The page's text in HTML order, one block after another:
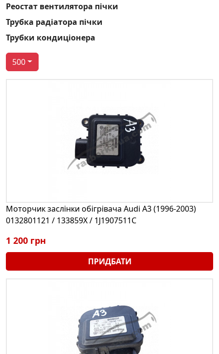
Реостат вентилятора пічки
Трубка радіатора пічки
Трубки кондиціонера
500
Моторчик заслінки обігрівача Audi A3 (1996-2003)
0132801121 / 133859X / 1J1907511C
1 200 грн
ПРИДБАТИ